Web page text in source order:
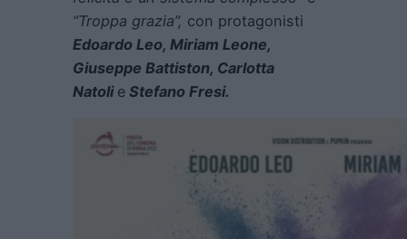
“Troppa grazia”, con protagonisti
Edoardo Leo, Miriam Leone, ​
Giuseppe Battiston, Carlotta
Natoli e Stefano Fresi.